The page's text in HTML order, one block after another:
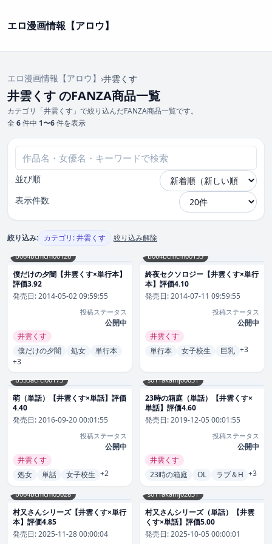
エロ漫画情報【アロウ】
エロ漫画情報【アロウ】 ›井雲くす
井雲くす のFANZA商品一覧
カテゴリ「井雲くす」で絞り込んだFANZA商品一覧です。
全 6件中 1〜6件を表示
並び順
表示件数
絞り込み: カテゴリ: 井雲くす 絞り込み解除
b064bcmcm00126
僕だけの夕闇【井雲くす×単行本】
評価3.92
発売日:2014-05-02 09:59:55
投稿ステータス
公開中
井雲くす
僕だけの夕闇
処女
単行本
+3
b064bcmcm00155
終夜セクソロジー【井雲くす×単行
本】評価4.10
発売日:2014-07-11 09:59:55
投稿ステータス
公開中
井雲くす
単行本
女子校生 巨乳 +3
b555acrcl00175
萌（単話）【井雲くす×単話】評価
4.40
発売日:2016-09-20 00:01:55
投稿ステータス
公開中
井雲くす
処女
単話 女子校生 +2
s011akamj00031
23時の箱庭（単話）【井雲くす×
単話】評価4.60
発売日:2019-12-05 00:01:55
投稿ステータス
公開中
井雲くす
23時の箱庭
OL ラブ＆H +3
b064bcmcm03028
村又さんシリーズ【井雲くす×単行
本】評価4.85
発売日:2025-11-28 00:00:04
s011akamj02631
村又さんシリーズ（単話）【井雲
くす×単話】評価5.00
発売日:2025-10-05 00:00:01